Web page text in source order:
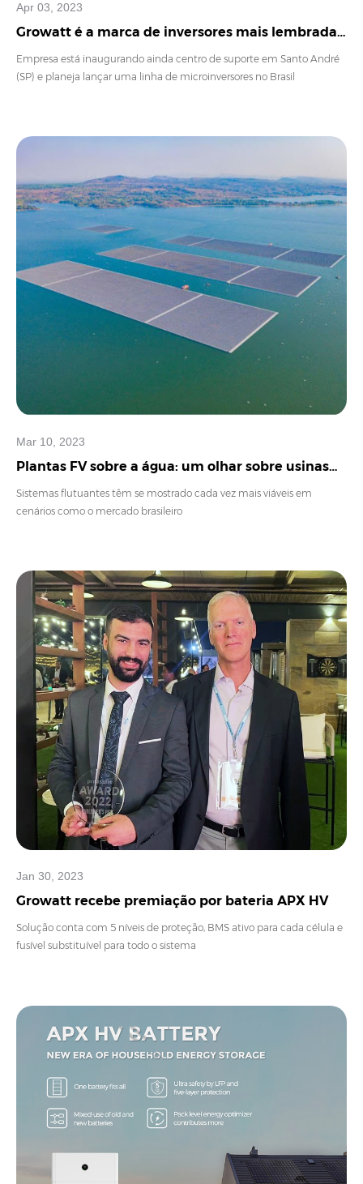
Apr 03, 2023
Growatt é a marca de inversores mais lembrada
pelos integradores, aponta Greener
Empresa está inaugurando ainda centro de suporte em Santo André
(SP) e planeja lançar uma linha de microinversores no Brasil
Mar 10, 2023
Plantas FV sobre a água: um olhar sobre usinas
flutuantes
Sistemas flutuantes têm se mostrado cada vez mais viáveis em
cenários como o mercado brasileiro
Jan 30, 2023
Growatt recebe premiação por bateria APX HV
Solução conta com 5 níveis de proteção, BMS ativo para cada célula e
fusível substituível para todo o sistema